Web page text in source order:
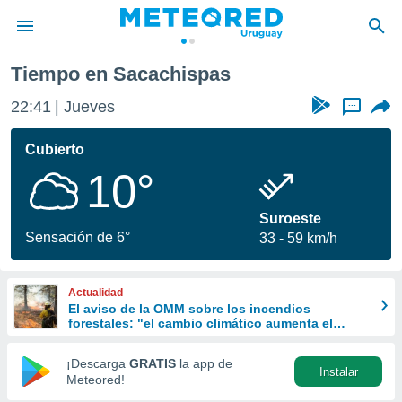
de
ha
que se
calidad.
a este
las
y
forma
digital
basada
Tiempo en Sacachispas
22:41 Jueves ...
Cubierto
10°
Sensación de 6°
Suroeste
33
59 km/h
Actualidad
El aviso de la OMM sobre los incendios
forestales: "el cambio climático aumenta el
¡Descarga GRATIS la app de
Meteored!
Instalar